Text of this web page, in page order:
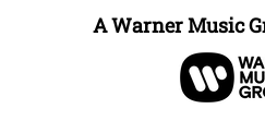
A Warner Music